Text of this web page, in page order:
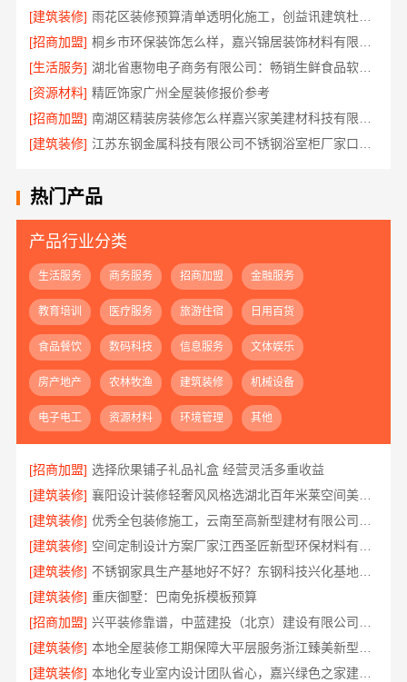
[建筑装修]
[招商加盟]
[生活服务]
湖北省惠物电子商务有限公司：畅销生鲜食品软件功能
[资源材料] 精匠饰家广州全屋装修报价参考
[招商加盟]
[建筑装修]
热门产品
产品行业分类
生活服务 商务服务 招商加盟 金融服务
教育培训 医疗服务 旅游住宿 日用百货
食品餐饮 数码科技 信息服务 文体娱乐
房产地产 农林牧渔 建筑装修 机械设备
电子电工 资源材料 环境管理 其他
[招商加盟] 选择欣果铺子礼品礼盒 经营灵活多重收益
[建筑装修]
襄阳设计装修轻奢风风格选湖北百年米莱空间美学装饰材料有限公司
[建筑装修]
[建筑装修]
[建筑装修]
[建筑装修] 重庆御墅：巴南免拆模板预算
[招商加盟]
[建筑装修]
[建筑装修]
本地化专业室内设计团队省心，嘉兴绿色之家建材科技全程托管